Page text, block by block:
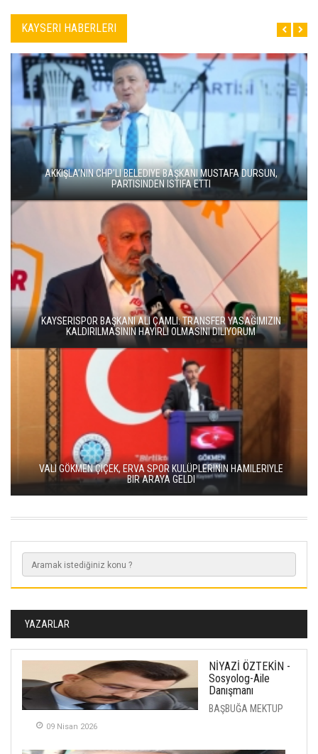
KAYSERI HABERLERI
AKKIŞLA’NIN CHP’LI BELEDIYE BAŞKANI MUSTAFA DURSUN,
PARTISINDEN ISTIFA ETTI
KAYSERISPOR BAŞKANI ALI ÇAMLI: TRANSFER YASAĞIMIZIN
KALDIRILMASININ HAYIRLI OLMASINI DILIYORUM
VALI GÖKMEN ÇIÇEK, ERVA SPOR KULÜPLERININ HAMILERIYLE
BIR ARAYA GELDI
YAZARLAR
NİYAZİ ÖZTEKİN -
Sosyolog-Aile
Danışmanı
BAŞBUĞA MEKTUP
09 Nisan 2026